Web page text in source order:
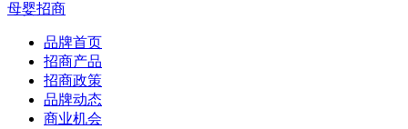
母婴招商
品牌首页
招商产品
招商政策
品牌动态
商业机会